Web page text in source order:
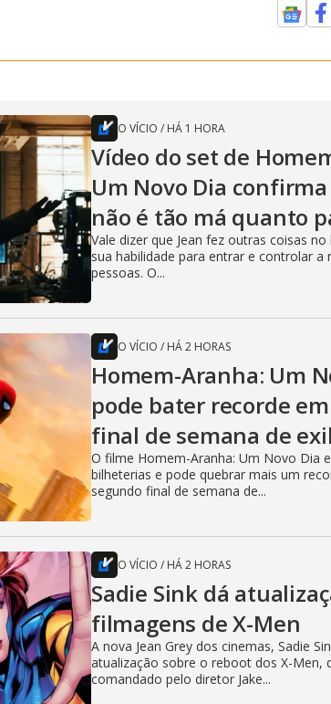
O VÍCIO / HÁ 1 HORA
Vídeo do set de
Um Novo Dia
não é tão má quanto
Vale dizer que Jean fez outras coisas
sua habilidade para entrar e controlar a
pessoas. O...
O VÍCIO / HÁ 2 HORAS
Homem-Aranha: Um
pode bater recorde
final de semana de
O filme Homem-Aranha: Um Novo Dia
bilheterias e pode quebrar mais um
segundo final de semana de...
O VÍCIO / HÁ 2 HORAS
Sadie Sink dá
filmagens de X-Men
A nova Jean Grey dos cinemas, Sadie
atualização sobre o reboot dos X-Men,
comandado pelo diretor Jake...